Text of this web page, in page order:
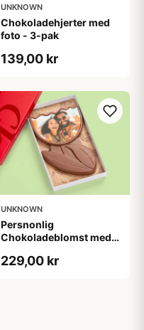
UNKNOWN
Chokoladehjerter med
foto - 3-pak
139,00 kr
UNKNOWN
Persnonlig
Chokoladeblomst med
229,00 kr